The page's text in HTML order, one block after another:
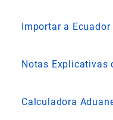
Importar a Ecuador
Notas Explicativas
Calculadora